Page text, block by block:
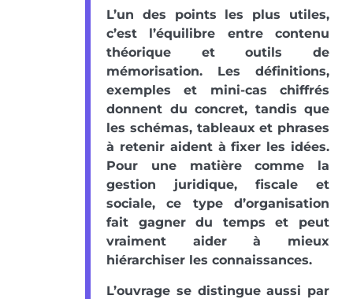
L’un des points les plus utiles,
c’est l’équilibre entre contenu
théorique et outils de
mémorisation. Les définitions,
exemples et mini-cas chiffrés
donnent du concret, tandis que
les schémas, tableaux et phrases
à retenir aident à fixer les idées.
Pour une matière comme la
gestion juridique, fiscale et
sociale, ce type d’organisation
fait gagner du temps et peut
vraiment aider à mieux
hiérarchiser les connaissances.
L’ouvrage se distingue aussi par